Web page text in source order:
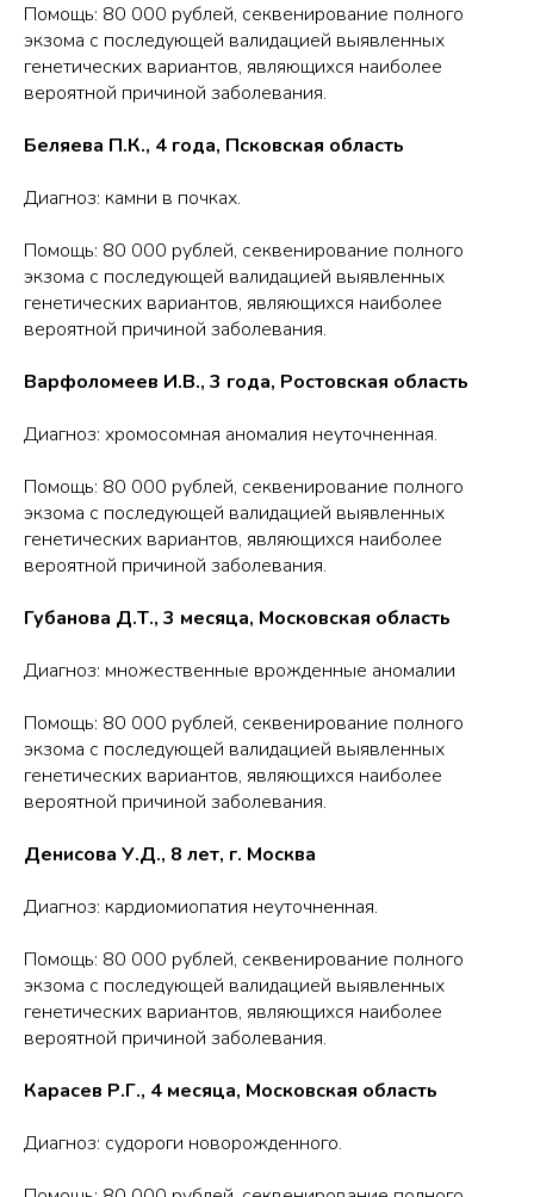
Помощь: 80 000 рублей, секвенирование полного
экзома с последующей валидацией выявленных
генетических вариантов, являющихся наиболее
вероятной причиной заболевания.
Беляева П.К., 4 года, Псковская область
Диагноз: камни в почках.
Помощь: 80 000 рублей, секвенирование полного
экзома с последующей валидацией выявленных
генетических вариантов, являющихся наиболее
вероятной причиной заболевания.
Варфоломеев И.В., 3 года, Ростовская область
Диагноз: хромосомная аномалия неуточненная.
Помощь: 80 000 рублей, секвенирование полного
экзома с последующей валидацией выявленных
генетических вариантов, являющихся наиболее
вероятной причиной заболевания.
Губанова Д.Т., 3 месяца, Московская область
Диагноз: множественные врожденные аномалии
Помощь: 80 000 рублей, секвенирование полного
экзома с последующей валидацией выявленных
генетических вариантов, являющихся наиболее
вероятной причиной заболевания.
Денисова У.Д., 8 лет, г. Москва
Диагноз: кардиомиопатия неуточненная.
Помощь: 80 000 рублей, секвенирование полного
экзома с последующей валидацией выявленных
генетических вариантов, являющихся наиболее
вероятной причиной заболевания.
Карасев Р.Г., 4 месяца, Московская область
Диагноз: судороги новорожденного.